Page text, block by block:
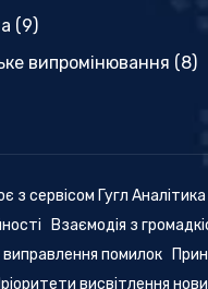
(9)
випромінювання (8)
з сервісом Гугл
Взаємодія з
помилок
висвітлення